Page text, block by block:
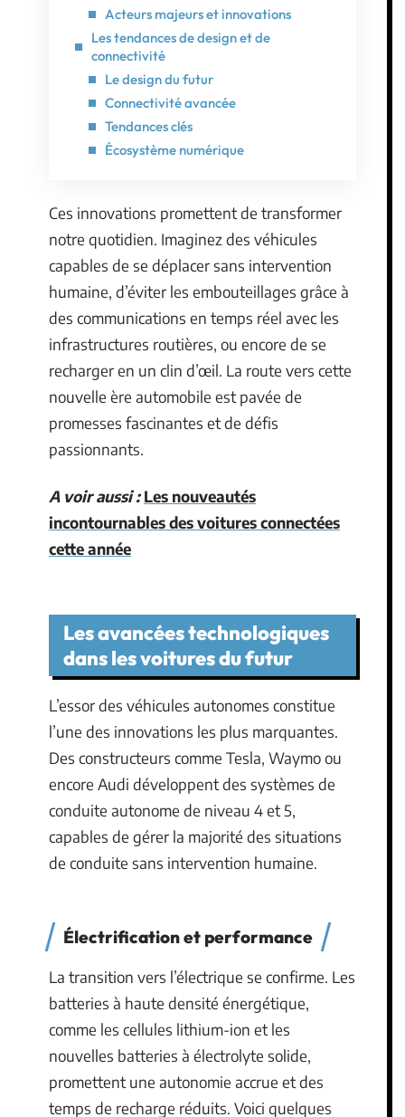
Acteurs majeurs et innovations
Les tendances de design et de
connectivité
Le design du futur
Connectivité avancée
Tendances clés
Écosystème numérique
Ces innovations promettent de transformer
notre quotidien. Imaginez des véhicules
capables de se déplacer sans intervention
humaine, d’éviter les embouteillages grâce à
des communications en temps réel avec les
infrastructures routières, ou encore de se
recharger en un clin d’œil. La route vers cette
nouvelle ère automobile est pavée de
promesses fascinantes et de défis
passionnants.
A voir aussi : Les nouveautés
incontournables des voitures connectées
cette année
Les avancées technologiques
dans les voitures du futur
L’essor des véhicules autonomes constitue
l’une des innovations les plus marquantes.
Des constructeurs comme Tesla, Waymo ou
encore Audi développent des systèmes de
conduite autonome de niveau 4 et 5,
capables de gérer la majorité des situations
de conduite sans intervention humaine.
Électrification et performance
La transition vers l’électrique se confirme. Les
batteries à haute densité énergétique,
comme les cellules lithium-ion et les
nouvelles batteries à électrolyte solide,
promettent une autonomie accrue et des
temps de recharge réduits. Voici quelques